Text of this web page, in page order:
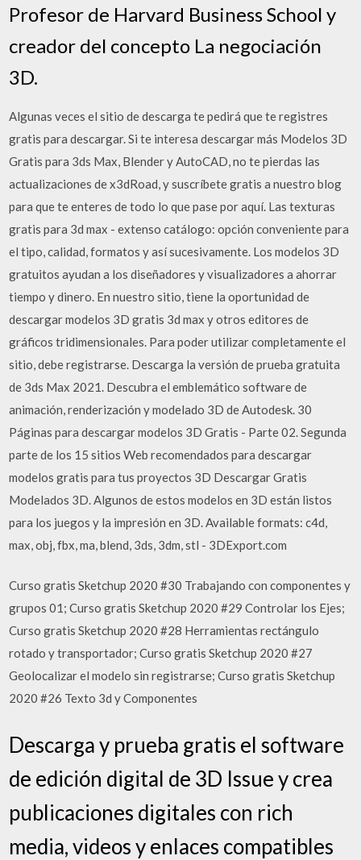
Profesor de Harvard Business School y
creador del concepto La negociación
3D.
Algunas veces el sitio de descarga te pedirá que te registres
gratis para descargar. Si te interesa descargar más Modelos 3D
Gratis para 3ds Max, Blender y AutoCAD, no te pierdas las
actualizaciones de x3dRoad, y suscríbete gratis a nuestro blog
para que te enteres de todo lo que pase por aquí. Las texturas
gratis para 3d max - extenso catálogo: opción conveniente para
el tipo, calidad, formatos y así sucesivamente. Los modelos 3D
gratuitos ayudan a los diseñadores y visualizadores a ahorrar
tiempo y dinero. En nuestro sitio, tiene la oportunidad de
descargar modelos 3D gratis 3d max y otros editores de
gráficos tridimensionales. Para poder utilizar completamente el
sitio, debe registrarse. Descarga la versión de prueba gratuita
de 3ds Max 2021. Descubra el emblemático software de
animación, renderización y modelado 3D de Autodesk. 30
Páginas para descargar modelos 3D Gratis - Parte 02. Segunda
parte de los 15 sitios Web recomendados para descargar
modelos gratis para tus proyectos 3D Descargar Gratis
Modelados 3D. Algunos de estos modelos en 3D están listos
para los juegos y la impresión en 3D. Available formats: c4d,
max, obj, fbx, ma, blend, 3ds, 3dm, stl - 3DExport.com
Curso gratis Sketchup 2020 #30 Trabajando con componentes y
grupos 01; Curso gratis Sketchup 2020 #29 Controlar los Ejes;
Curso gratis Sketchup 2020 #28 Herramientas rectángulo
rotado y transportador; Curso gratis Sketchup 2020 #27
Geolocalizar el modelo sin registrarse; Curso gratis Sketchup
2020 #26 Texto 3d y Componentes
Descarga y prueba gratis el software
de edición digital de 3D Issue y crea
publicaciones digitales con rich
media, videos y enlaces compatibles